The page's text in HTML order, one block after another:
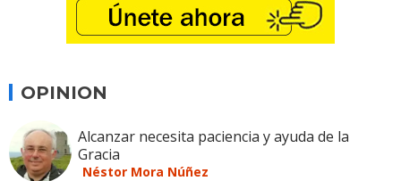
OPINION
Alcanzar necesita paciencia y ayuda de la
Gracia
Néstor Mora Núñez